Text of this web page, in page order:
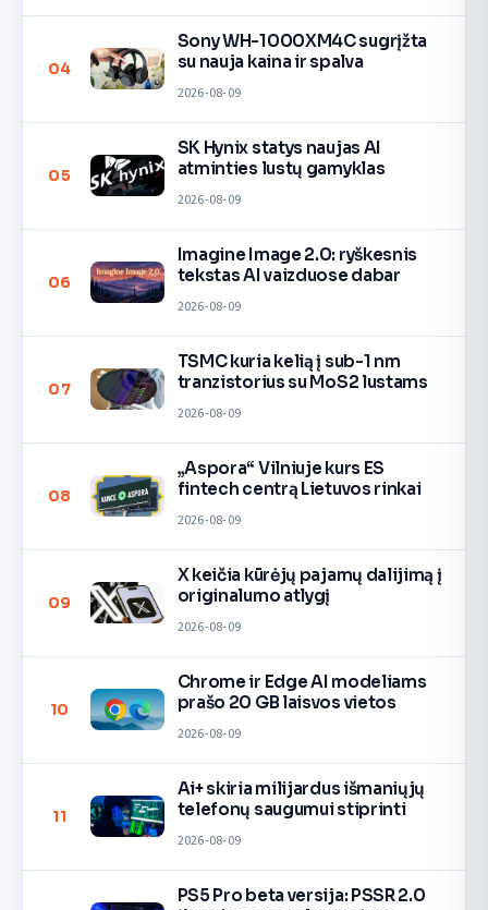
04
Sony WH-1000XM4C sugrįžta
su nauja kaina ir spalva
2026-08-09
05
SK Hynix statys naujas AI
atminties lustų gamyklas
2026-08-09
06
Imagine Image 2.0: ryškesnis
tekstas AI vaizduose dabar
2026-08-09
07
TSMC kuria kelią į sub-1 nm
tranzistorius su MoS2 lustams
2026-08-09
08
„Aspora“ Vilniuje kurs ES
fintech centrą Lietuvos rinkai
2026-08-09
09
X keičia kūrėjų pajamų dalijimą į
originalumo atlygį
2026-08-09
10
Chrome ir Edge AI modeliams
prašo 20 GB laisvos vietos
2026-08-09
11
Ai+ skiria milijardus išmaniųjų
telefonų saugumui stiprinti
2026-08-09
PS5 Pro beta versija: PSSR 2.0